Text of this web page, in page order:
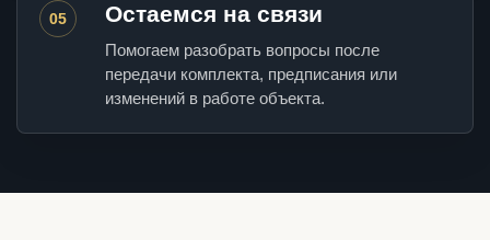
05 Остаемся на связи
Помогаем разобрать вопросы после
передачи комплекта, предписания или
изменений в работе объекта.